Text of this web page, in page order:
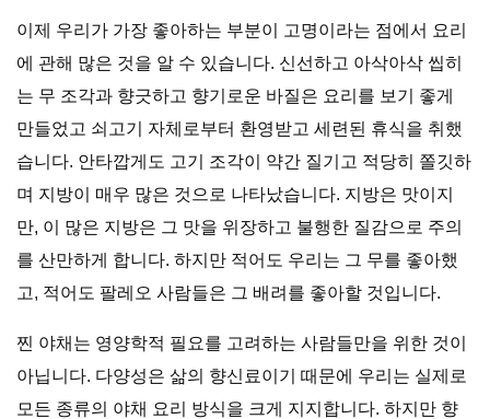
이제 우리가 가장 좋아하는 부분이 고명이라는 점에서 요리
에 관해 많은 것을 알 수 있습니다. 신선하고 아삭아삭 씹히
는 무 조각과 향긋하고 향기로운 바질은 요리를 보기 좋게
만들었고 쇠고기 자체로부터 환영받고 세련된 휴식을 취했
습니다. 안타깝게도 고기 조각이 약간 질기고 적당히 쫄깃하
며 지방이 매우 많은 것으로 나타났습니다. 지방은 맛이지
만, 이 많은 지방은 그 맛을 위장하고 불행한 질감으로 주의
를 산만하게 합니다. 하지만 적어도 우리는 그 무를 좋아했
고, 적어도 팔레오 사람들은 그 배려를 좋아할 것입니다.
찐 야채는 영양학적 필요를 고려하는 사람들만을 위한 것이
아닙니다. 다양성은 삶의 향신료이기 때문에 우리는 실제로
모든 종류의 야채 요리 방식을 크게 지지합니다. 하지만 향